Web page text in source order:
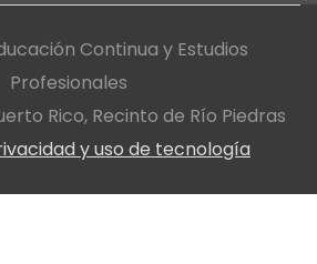
Continua y Estudios
Profesionales
Rico, Recinto de Río Piedras
y uso de tecnología